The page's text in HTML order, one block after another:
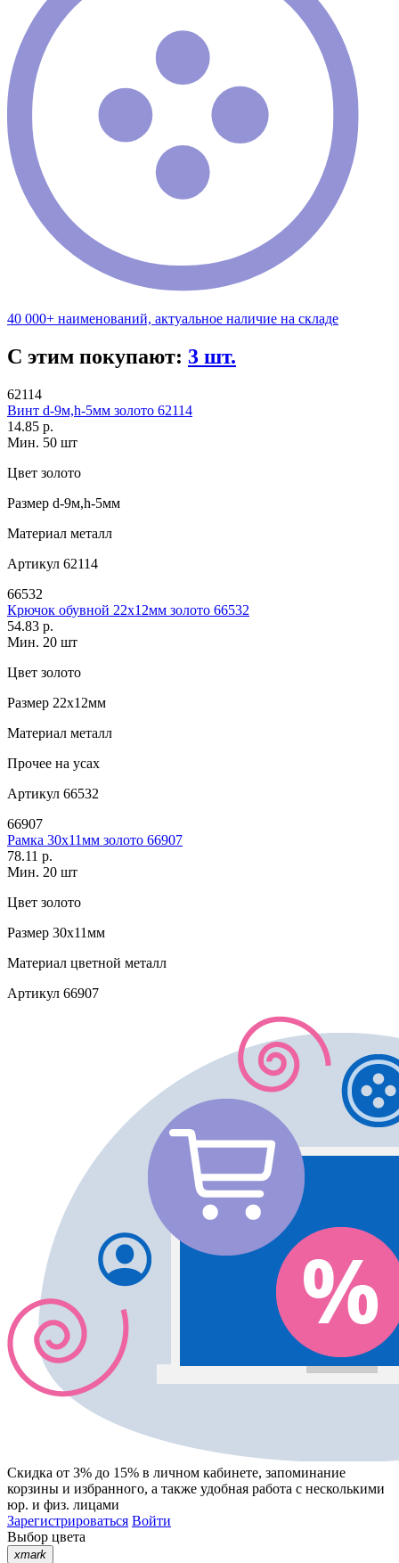
40 000+ наименований, актуальное наличие на складе
С этим покупают: 3 шт.
62114
Винт d-9м,h-5мм золото 62114
14.85 р.
Мин. 50 шт
Цвет золото
Размер d-9м,h-5мм
Материал металл
Артикул 62114
66532
Крючок обувной 22х12мм золото 66532
54.83 р.
Мин. 20 шт
Цвет золото
Размер 22х12мм
Материал металл
Прочее на усах
Артикул 66532
66907
Рамка 30х11мм золото 66907
78.11 р.
Мин. 20 шт
Цвет золото
Размер 30х11мм
Материал цветной металл
Артикул 66907
Скидка от 3% до 15% в личном кабинете, запоминание
корзины и избранного, а также удобная работа с несколькими
юр. и физ. лицами
Зарегистрироваться Войти
Выбор цвета
xmark